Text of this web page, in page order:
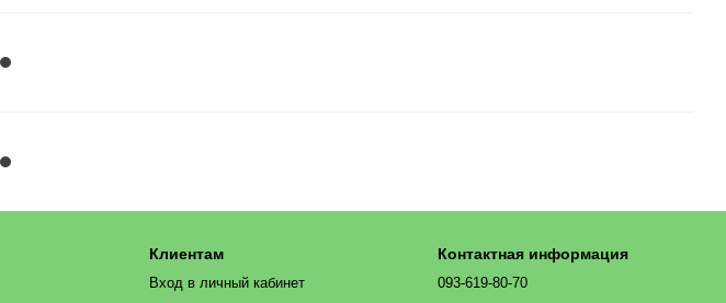
Клиентам
Вход в личный кабинет
Контактная информация
093-619-80-70